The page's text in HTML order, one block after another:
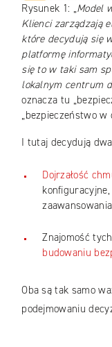
Rysunek 1: „Model
Klienci zarządzają
które decydują się
platformę
się to w taki sam
lokalnym centrum
oznacza tu
„bezpieczeństwo w
I tutaj decydują
Dojrzałość
Znajomość
budowaniu
Oba są tak samo
podejmowaniu